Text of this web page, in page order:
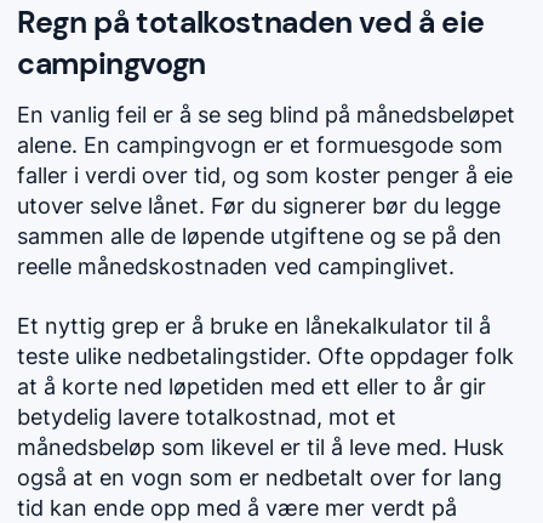
Regn på totalkostnaden ved å eie
campingvogn
En vanlig feil er å se seg blind på månedsbeløpet
alene. En campingvogn er et formuesgode som
faller i verdi over tid, og som koster penger å eie
utover selve lånet. Før du signerer bør du legge
sammen alle de løpende utgiftene og se på den
reelle månedskostnaden ved campinglivet.
Et nyttig grep er å bruke en lånekalkulator til å
teste ulike nedbetalingstider. Ofte oppdager folk
at å korte ned løpetiden med ett eller to år gir
betydelig lavere totalkostnad, mot et
månedsbeløp som likevel er til å leve med. Husk
også at en vogn som er nedbetalt over for lang
tid kan ende opp med å være mer verdt på